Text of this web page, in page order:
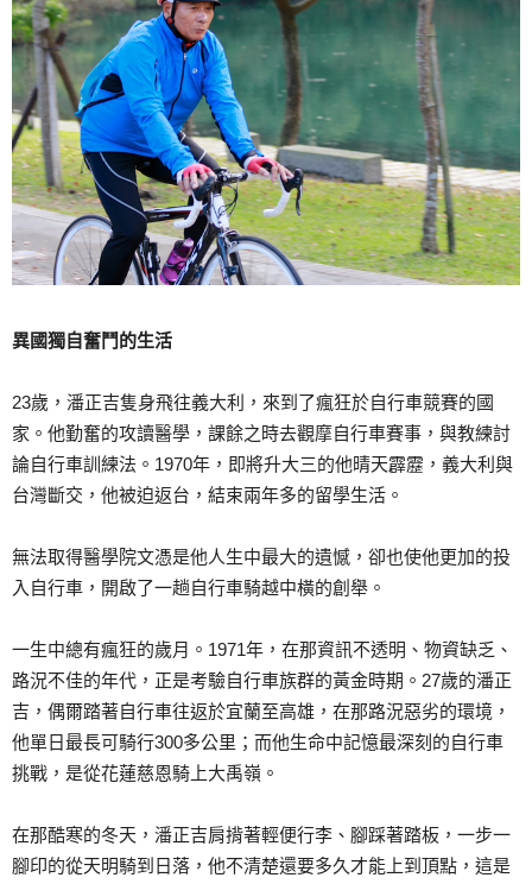
異國獨自奮鬥的生活
23歲，潘正吉隻身飛往義大利，來到了瘋狂於自行車競賽的國
家。他勤奮的攻讀醫學，課餘之時去觀摩自行車賽事，與教練討
論自行車訓練法。1970年，即將升大三的他晴天霹靂，義大利與
台灣斷交，他被迫返台，結束兩年多的留學生活。
無法取得醫學院文憑是他人生中最大的遺憾，卻也使他更加的投
入自行車，開啟了一趟自行車騎越中橫的創舉。
一生中總有瘋狂的歲月。1971年，在那資訊不透明、物資缺乏、
路況不佳的年代，正是考驗自行車族群的黃金時期。27歲的潘正
吉，偶爾踏著自行車往返於宜蘭至高雄，在那路況惡劣的環境，
他單日最長可騎行300多公里；而他生命中記憶最深刻的自行車
挑戰，是從花蓮慈恩騎上大禹嶺。
在那酷寒的冬天，潘正吉肩揹著輕便行李、腳踩著踏板，一步一
腳印的從天明騎到日落，他不清楚還要多久才能上到頂點，這是